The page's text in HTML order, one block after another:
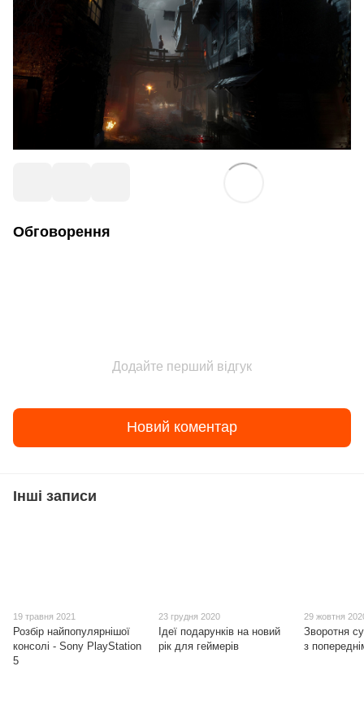
Обговорення
Додайте перший відгук
Новий коментар
Інші записи
19 травня 2021
Розбір найпопулярнішої
консолі - Sony PlayStation
5
23 грудня 2020
Ідеї подарунків на новий
рік для геймерів
29 жовтня
Зворотня
з